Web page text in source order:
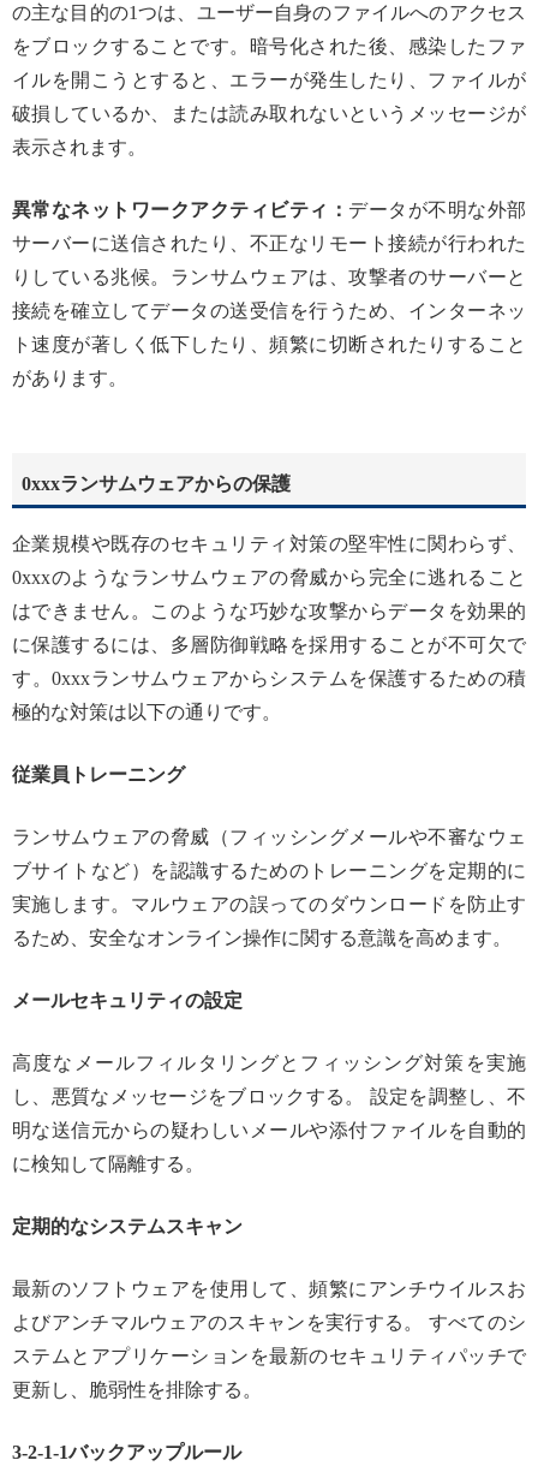
の主な目的の1つは、ユーザー自身のファイルへのアクセス
をブロックすることです。暗号化された後、感染したファ
イルを開こうとすると、エラーが発生したり、ファイルが
破損しているか、または読み取れないというメッセージが
表示されます。
異常なネットワークアクティビティ： データが不明な外部
サーバーに送信されたり、不正なリモート接続が行われた
りしている兆候。ランサムウェアは、攻撃者のサーバーと
接続を確立してデータの送受信を行うため、インターネッ
ト速度が著しく低下したり、頻繁に切断されたりすること
があります。
0xxxランサムウェアからの保護
企業規模や既存のセキュリティ対策の堅牢性に関わらず、
0xxxのようなランサムウェアの脅威から完全に逃れること
はできません。このような巧妙な攻撃からデータを効果的
に保護するには、多層防御戦略を採用することが不可欠で
す。0xxxランサムウェアからシステムを保護するための積
極的な対策は以下の通りです。
従業員トレーニング
ランサムウェアの脅威（フィッシングメールや不審なウェ
ブサイトなど）を認識するためのトレーニングを定期的に
実施します。マルウェアの誤ってのダウンロードを防止す
るため、安全なオンライン操作に関する意識を高めます。
メールセキュリティの設定
高度なメールフィルタリングとフィッシング対策を実施
し、悪質なメッセージをブロックする。 設定を調整し、不
明な送信元からの疑わしいメールや添付ファイルを自動的
に検知して隔離する。
定期的なシステムスキャン
最新のソフトウェアを使用して、頻繁にアンチウイルスお
よびアンチマルウェアのスキャンを実行する。 すべてのシ
ステムとアプリケーションを最新のセキュリティパッチで
更新し、脆弱性を排除する。
3-2-1-1バックアップルール